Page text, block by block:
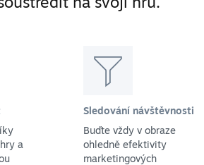
a
Sledování návštěvnosti
Buďte vždy v obraze
ohledně efektivity
marketingových